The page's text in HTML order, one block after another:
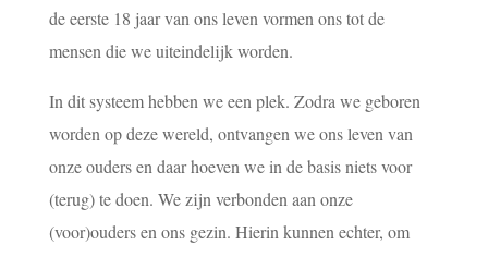
de eerste 18 jaar van ons leven vormen ons tot de
mensen die we uiteindelijk worden.
In dit systeem hebben we een plek. Zodra we geboren
worden op deze wereld, ontvangen we ons leven van
onze ouders en daar hoeven we in de basis niets voor
(terug) te doen. We zijn verbonden aan onze
(voor)ouders en ons gezin. Hierin kunnen echter, om